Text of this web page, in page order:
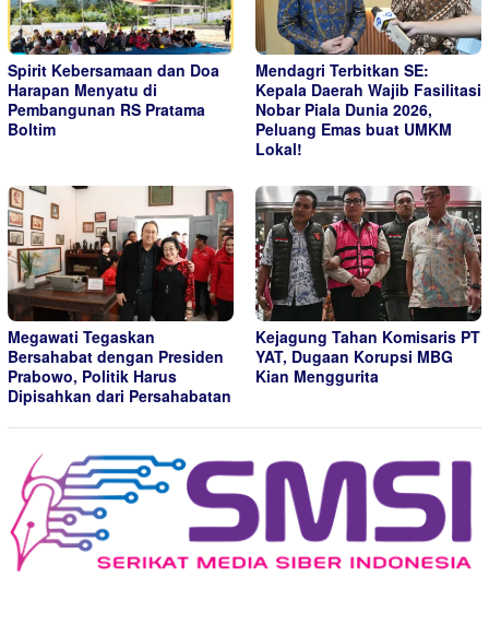
Spirit Kebersamaan dan Doa
Harapan Menyatu di
Pembangunan RS Pratama
Boltim
Mendagri Terbitkan SE:
Kepala Daerah Wajib Fasilitasi
Nobar Piala Dunia 2026,
Peluang Emas buat UMKM
Lokal!
Megawati Tegaskan
Bersahabat dengan Presiden
Prabowo, Politik Harus
Dipisahkan dari Persahabatan
Kejagung Tahan Komisaris PT
YAT, Dugaan Korupsi MBG
Kian Menggurita